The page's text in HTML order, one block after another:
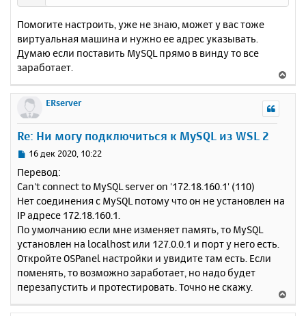
Помогите настроить, уже не знаю, может у вас тоже
виртуальная машина и нужно ее адрес указывать.
Думаю если поставить MySQL прямо в винду то все
заработает.
е
ERserver
Re: Ни могу подключиться к MySQL из WSL 2
С
о
б
щ
е
н
и
е
16 дек 2020, 10:22
Перевод:
Can't connect to MySQL server on '172.18.160.1' (110)
Нет соединения с MySQL потому что он не установлен на
IP адресе 172.18.160.1.
По умолчанию если мне изменяет память, то MySQL
установлен на localhost или 127.0.0.1 и порт у него есть.
Откройте OSPanel настройки и увидите там есть. Если
поменять, то возможно заработает, но надо будет
перезапустить и протестировать. Точно не скажу.
е